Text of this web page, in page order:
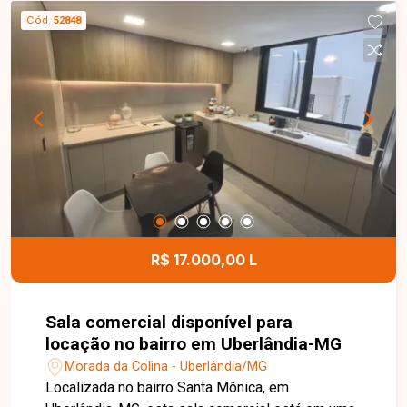
vidro, 02 entradas independentes com portas de
aço eletrônicas, 02 banheiros sociais com
acessibilidade, 01 copa e um amplo espaço
interno, ideal para acomodar diferentes
segmentos comerciais com conforto e
funcionalidade. Esta é uma excelente
oportunidade para instalar ou expandir o seu
negócio em um imóvel moderno, amplo e muito
bem localizado no bairro Brasil. Agende uma
visita e venha conhecer todos os detalhes desta
loja comercial.
Cód. 52848
R$ 17.000,00 L
Sala comercial disponível para
locação no bairro em Uberlândia-MG
Morada da Colina - Uberlândia/MG
Localizada no bairro Santa Mônica, em